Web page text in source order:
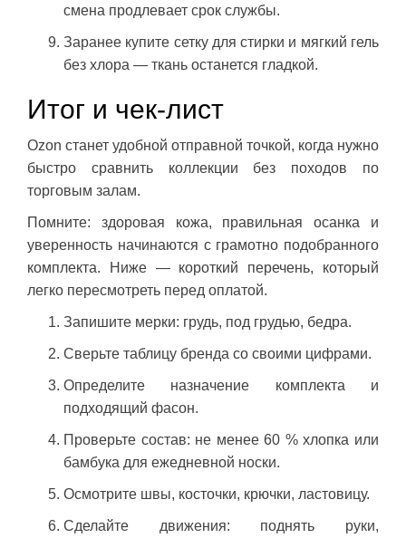
смена продлевает срок службы.
Заранее купите сетку для стирки и мягкий гель
без хлора — ткань останется гладкой.
Итог и чек-лист
Ozon станет удобной отправной точкой, когда нужно
быстро сравнить коллекции без походов по
торговым залам.
Помните: здоровая кожа, правильная осанка и
уверенность начинаются с грамотно подобранного
комплекта. Ниже — короткий перечень, который
легко пересмотреть перед оплатой.
Запишите мерки: грудь, под грудью, бедра.
Сверьте таблицу бренда со своими цифрами.
Определите назначение комплекта и
подходящий фасон.
Проверьте состав: не менее 60 % хлопка или
бамбука для ежедневной носки.
Осмотрите швы, косточки, крючки, ластовицу.
Сделайте движения: поднять руки,